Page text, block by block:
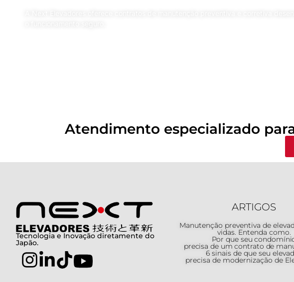
Atendimento especializado
Tecnologia e Inovação diretamente do
Japão.
ARTIGOS
Manutenção preventiva de
vidas. Entenda como.
Por que seu
precisa de um contrato de
6 sinais de que seu
precisa de modernização de